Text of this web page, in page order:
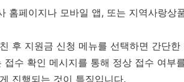
홈페이지나 모바일 앱, 또는 지역사랑상
후 지원금 신청 메뉴를 선택하면 간단
접수 확인 메시지를 통해 정상 접수 여부
진행되는 것이 특징입니다.